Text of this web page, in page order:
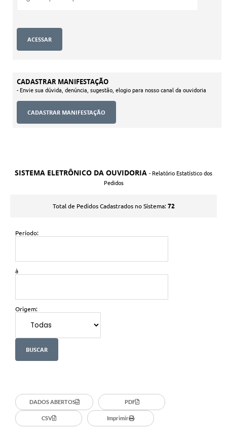
CADASTRAR MANIFESTAÇÃO
- Envie sua dúvida, denúncia, sugestão, elogio para nosso canal da ouvidoria
SISTEMA ELETRÔNICO DA OUVIDORIA - Relatório Estatístico dos
Pedidos
Total de Pedidos Cadastrados no Sistema: 72
Período:
à
Origem:
DADOS ABERTOS PDF
CSV Imprimir